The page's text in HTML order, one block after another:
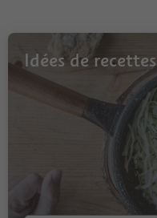
Idées de recettes